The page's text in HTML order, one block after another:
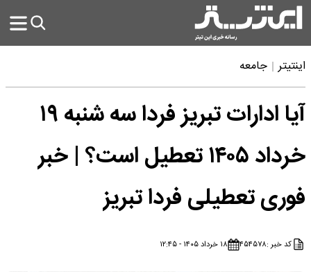
اینتیتر جامعه
آیا ادارات تبریز فردا سه شنبه ۱۹
خرداد ۱۴۰۵ تعطیل است؟ | خبر
فوری تعطیلی فردا تبریز
کد خبر :۴۵۴۵۷۸ ۱۸ خرداد ۱۴۰۵ - ۱۲:۴۵